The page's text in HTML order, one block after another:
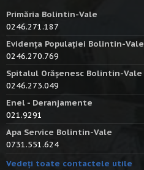
Primăria Bolintin-Vale
0246.271.187
Evidența Populației Bolintin-Vale
0246.270.769
Spitalul Orășenesc Bolintin-Vale
0246.273.049
Enel - Deranjamente
021.9291
Apa Service Bolintin-Vale
0731.551.624
Vedeți toate contactele utile